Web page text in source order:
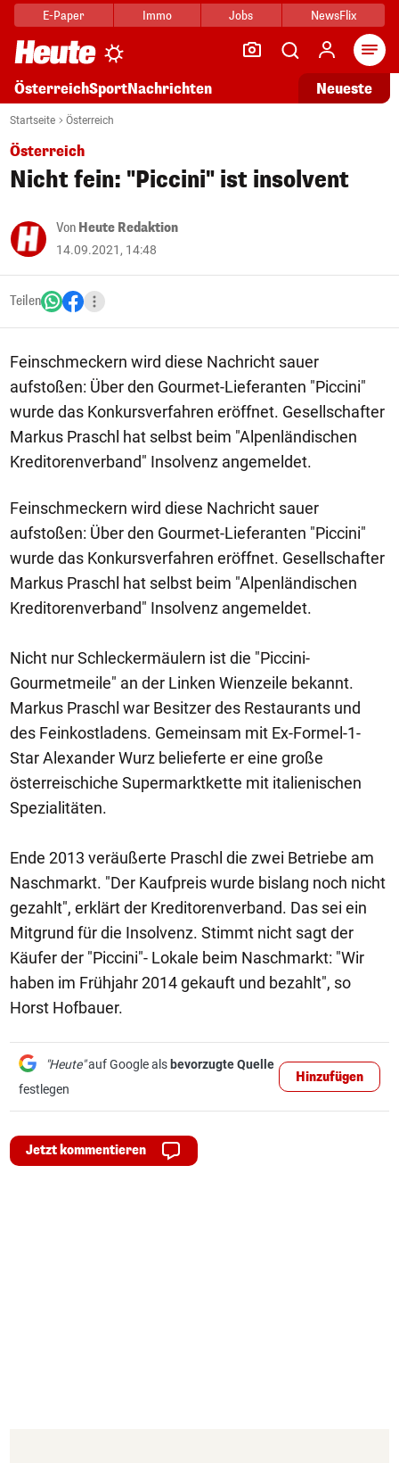
E-Paper Immo Jobs NewsFlix
ÖsterreichSportNachrichten Neueste
Startseite Österreich
Österreich
Nicht fein: "Piccini" ist insolvent
Von Heute Redaktion
14.09.2021, 14:48
Teilen
Feinschmeckern wird diese Nachricht sauer
aufstoßen: Über den Gourmet-Lieferanten "Piccini"
wurde das Konkursverfahren eröffnet. Gesellschafter
Markus Praschl hat selbst beim "Alpenländischen
Kreditorenverband" Insolvenz angemeldet.
Feinschmeckern wird diese Nachricht sauer
aufstoßen: Über den Gourmet-Lieferanten "Piccini"
wurde das Konkursverfahren eröffnet. Gesellschafter
Markus Praschl hat selbst beim "Alpenländischen
Kreditorenverband" Insolvenz angemeldet.
Nicht nur Schleckermäulern ist die "Piccini-
Gourmetmeile" an der Linken Wienzeile bekannt.
Markus Praschl war Besitzer des Restaurants und
des Feinkostladens. Gemeinsam mit Ex-Formel-1-
Star Alexander Wurz belieferte er eine große
österreischiche Supermarktkette mit italienischen
Spezialitäten.
Ende 2013 veräußerte Praschl die zwei Betriebe am
Naschmarkt. "Der Kaufpreis wurde bislang noch nicht
gezahlt", erklärt der Kreditorenverband. Das sei ein
Mitgrund für die Insolvenz. Stimmt nicht sagt der
Käufer der "Piccini"- Lokale beim Naschmarkt: "Wir
haben im Frühjahr 2014 gekauft und bezahlt", so
Horst Hofbauer.
"Heute"auf Google als bevorzugte Quelle
festlegen
Hinzufügen
Jetzt kommentieren